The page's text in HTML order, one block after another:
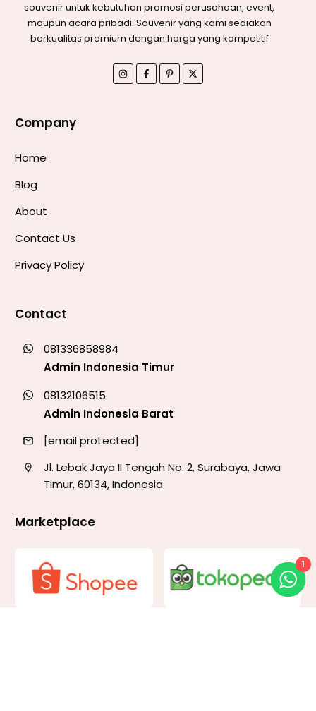
souvenir untuk kebutuhan promosi perusahaan, event,
maupun acara pribadi. Souvenir yang kami sediakan
berkualitas premium dengan harga yang kompetitif
Company
Home
Blog
About
Contact Us
Privacy Policy
Contact
081336858984
Admin Indonesia Timur
08132106515
Admin Indonesia Barat
[email protected]
Jl. Lebak Jaya II Tengah No. 2, Surabaya, Jawa
Timur, 60134, Indonesia
Marketplace
1